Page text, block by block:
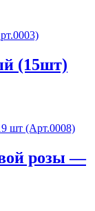
(15шт)
розы —